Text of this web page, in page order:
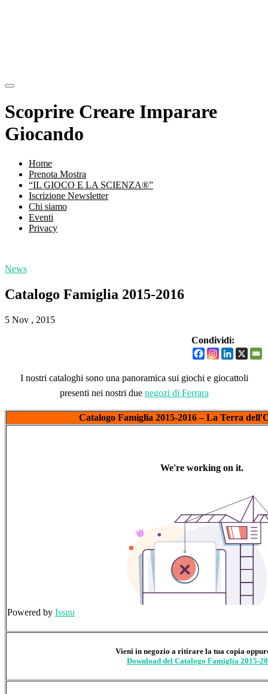
Scoprire Creare Imparare
Giocando
Home
Prenota Mostra
“IL GIOCO E LA SCIENZA®”
Iscrizione Newsletter
Chi siamo
Eventi
Privacy
News
Catalogo Famiglia 2015-2016
5 Nov , 2015
Condividi:
​Inostri cataloghi sono una panoramica sui giochi e giocattoli
presenti nei nostri due negozi di Ferrara
Catalogo Famiglia 2015-2016 – La Terra
Powered by Issuu
Vieni in negozio a ritirare la tua copia
Download del Catalogo Famiglia 2015-